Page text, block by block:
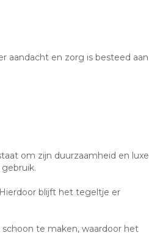
aandacht en zorg is besteed aan
om zijn duurzaamheid en luxe
blijft het tegeltje er
te maken, waardoor het